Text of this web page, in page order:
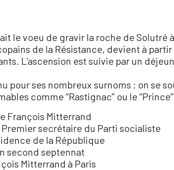
le voeu de gravir la roche de
de la Résistance, devient à
L’ascension est suivie par un
ses nombreux surnoms : on se
comme ‘‘Rastignac’’ ou le ‘‘Prince’’.
François Mitterrand
secrétaire du Parti socialiste
de la République
second septennat
Mitterrand à Paris